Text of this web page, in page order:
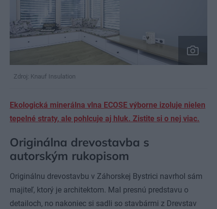
Zdroj: Knauf Insulation
Ekologická minerálna vlna ECOSE výborne izoluje nielen
tepelné straty, ale pohlcuje aj hluk. Zistite si o nej viac.
Originálna drevostavba s
autorským rukopisom
Originálnu drevostavbu v Záhorskej Bystrici navrhol sám
majiteľ, ktorý je architektom. Mal presnú predstavu o
detailoch, no nakoniec si sadli so stavbármi z Drevstav